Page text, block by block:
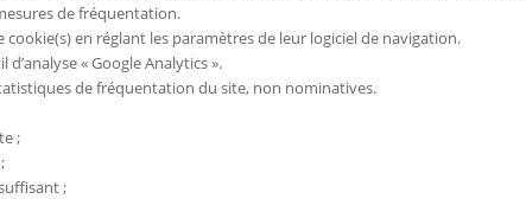
de fréquentation.
cookie(s) en réglant les paramètres de leur logiciel de navigation.
« Google Analytics ».
de fréquentation du site, non nominatives.
;
;